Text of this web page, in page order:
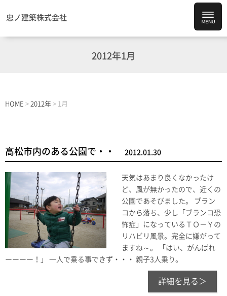
忠ノ建築株式会社
2012年1月
HOME > 2012年 > 1月
高松市内のある公園で・・ 2012.01.30
天気はあまり良くなかったけ
ど、風が無かったので、近くの
公園であそびました。 ブラン
コから落ち、少し「ブランコ恐
怖症」になっているＴＯ－Ｙの
リハビリ風景。完全に嫌がって
ますね～。 「はい、がんばれ
ーーーー！」 一人で乗る事できず・・・ 親子3人乗り。
詳細を見る＞